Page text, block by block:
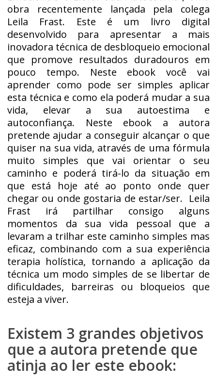
obra recentemente lançada pela colega
Leila Frast. Este é um livro digital
desenvolvido para apresentar a mais
inovadora técnica de desbloqueio emocional
que promove resultados duradouros em
pouco tempo. Neste ebook você vai
aprender como pode ser simples aplicar
esta técnica e como ela poderá mudar a sua
vida, elevar a sua autoestima e
autoconfiança. Neste ebook a autora
pretende ajudar a conseguir alcançar o que
quiser na sua vida, através de uma fórmula
muito simples que vai orientar o seu
caminho e poderá tirá-lo da situação em
que está hoje até ao ponto onde quer
chegar ou onde gostaria de estar/ser. Leila
Frast irá partilhar consigo alguns
momentos da sua vida pessoal que a
levaram a trilhar este caminho simples mas
eficaz, combinando com a sua experiência
terapia holística, tornando a aplicação da
técnica um modo simples de se libertar de
dificuldades, barreiras ou bloqueios que
esteja a viver.
Existem 3 grandes objetivos
que a autora pretende que
atinja ao ler este ebook: